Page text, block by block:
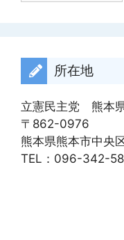
所在地
立憲民主党 熊本
〒862-0976
熊本県熊本市中央
TEL：096-342-